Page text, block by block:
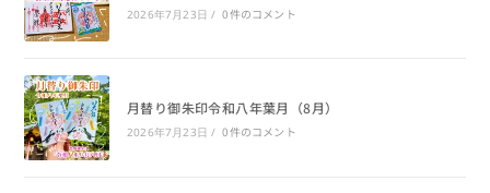
2026年7月23日 / 0件のコメント
月替り御朱印令和八年葉月（8月）
2026年7月23日 / 0件のコメント